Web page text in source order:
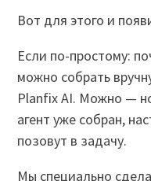
Вот для этого и
Если по-простому:
можно собрать
Planfix AI. Можно —
агент уже собран,
позовут в задачу.
Мы специально